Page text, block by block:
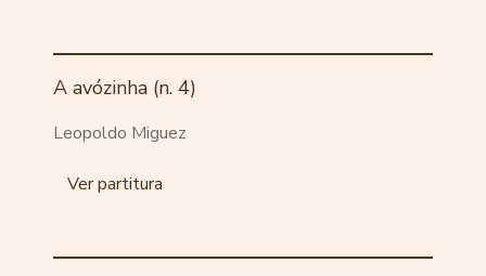
A avózinha (n. 4)
Leopoldo Miguez
Ver partitura